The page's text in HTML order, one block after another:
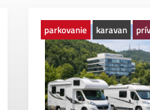
parkovanie karavan